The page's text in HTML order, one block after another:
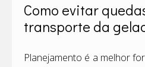
Como evitar
transporte da
Planejamento é a melhor